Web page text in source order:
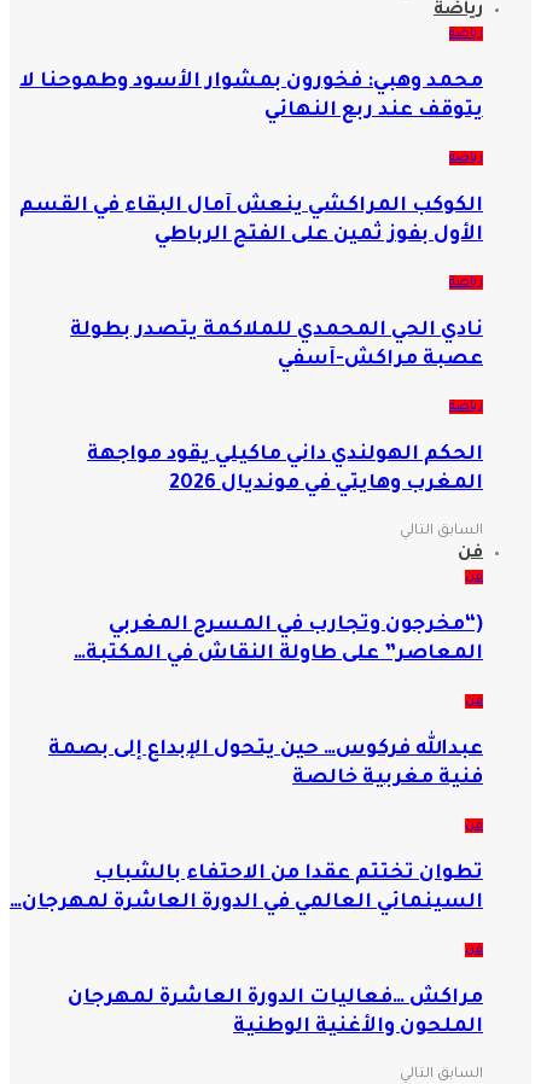
رياضة
رياضة
محمد وهبي: فخورون بمشوار الأسود وطموحنا لا
يتوقف عند ربع النهائي
رياضة
الكوكب المراكشي ينعش آمال البقاء في القسم
الأول بفوز ثمين على الفتح الرباطي
رياضة
نادي الحي المحمدي للملاكمة يتصدر بطولة
عصبة مراكش-آسفي
رياضة
الحكم الهولندي داني ماكيلي يقود مواجهة
المغرب وهايتي في مونديال 2026
السابق التالي
فن
فن
(“مخرجون وتجارب في المسرح المغربي
المعاصر” على طاولة النقاش في المكتبة…
فن
عبدالله فركوس… حين يتحول الإبداع إلى بصمة
فنية مغربية خالصة
فن
تطوان تختتم عقدا من الاحتفاء بالشباب
السينمائي العالمي في الدورة العاشرة لمهرجان…
فن
مراكش …فعاليات الدورة العاشرة لمهرجان
الملحون والأغنية الوطنية
السابق التالي